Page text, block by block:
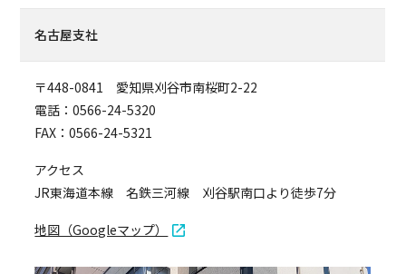
名古屋支社
〒448-0841 愛知県刈谷市南桜町2-22
電話：0566-24-5320
FAX：0566-24-5321
アクセス
JR東海道本線 名鉄三河線 刈谷駅南口より徒歩7分
地図（Googleマップ）